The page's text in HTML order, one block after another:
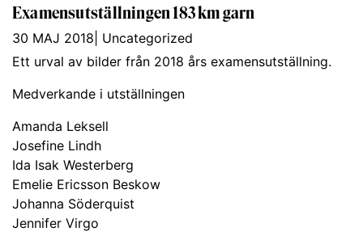
Examensutställningen 183 km garn
30 MAJ 2018 Uncategorized
Ett urval av bilder från 2018 års examensutställning.
Medverkande i utställningen
Amanda Leksell
Josefine Lindh
Ida Isak Westerberg
Emelie Ericsson Beskow
Johanna Söderquist
Jennifer Virgo